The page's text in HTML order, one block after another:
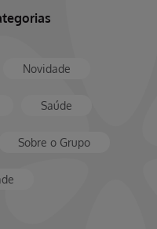
Novidade
Saúde
Sobre o Grupo